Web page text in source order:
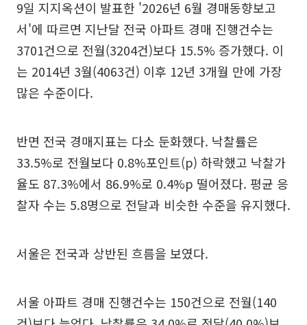
9일 지지옥션이 발표한 '2026년 6월 경매동향보고
서'에 따르면 지난달 전국 아파트 경매 진행건수는
3701건으로 전월(3204건)보다 15.5% 증가했다. 이
는 2014년 3월(4063건) 이후 12년 3개월 만에 가장
많은 수준이다.
반면 전국 경매지표는 다소 둔화했다. 낙찰률은
33.5%로 전월보다 0.8%포인트(p) 하락했고 낙찰가
율도 87.3%에서 86.9%로 0.4%p 떨어졌다. 평균 응
찰자 수는 5.8명으로 전달과 비슷한 수준을 유지했다.
서울은 전국과 상반된 흐름을 보였다.
서울 아파트 경매 진행건수는 150건으로 전월(140